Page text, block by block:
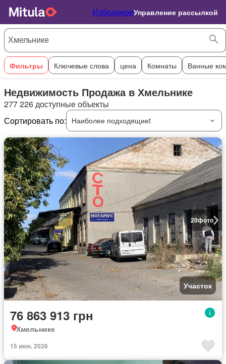
ИзбранноеУправление рассылкой
Фильтры Ключевые слова цена Комнаты Ванные
Недвижимость Продажа в Хмельнике
277 226 доступные объекты
Сортировать по:
Наиболее подходящиеt
20фото
Участок
76 863 913 грн
Хмельнике
15 июн. 2026